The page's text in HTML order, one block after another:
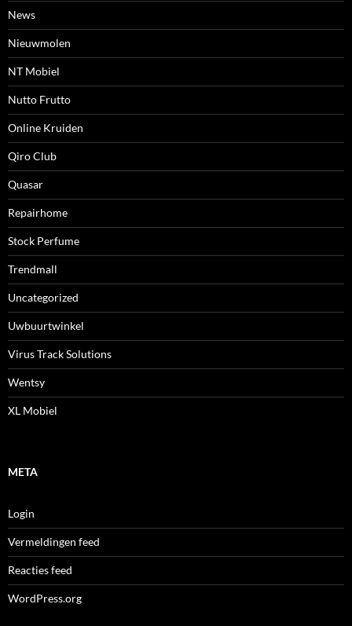
News
Nieuwmolen
NT Mobiel
Nutto Frutto
Online Kruiden
Qiro Club
Quasar
Repairhome
Stock Perfume
Trendmall
Uncategorized
Uwbuurtwinkel
Virus Track Solutions
Wentsy
XL Mobiel
META
Login
Vermeldingen feed
Reacties feed
WordPress.org